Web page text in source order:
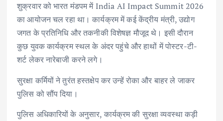
शुक्रवार को भारत मंडपम में India AI Impact Summit 2026
का आयोजन चल रहा था। कार्यक्रम में कई केंद्रीय मंत्री, उद्योग
जगत के प्रतिनिधि और तकनीकी विशेषज्ञ मौजूद थे। इसी दौरान
कुछ युवक कार्यक्रम स्थल के अंदर पहुंचे और हाथों में पोस्टर-टी-
शर्ट लेकर नारेबाजी करने लगे।
सुरक्षा कर्मियों ने तुरंत हस्तक्षेप कर उन्हें रोका और बाहर ले जाकर
पुलिस को सौंप दिया।
पुलिस अधिकारियों के अनुसार, कार्यक्रम की सुरक्षा व्यवस्था कड़ी